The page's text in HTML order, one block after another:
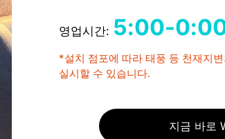
영업시간: 5:00-
*설치 점포에 따라 태풍 등 천재지
실시할 수 있습니다.
지금 바로